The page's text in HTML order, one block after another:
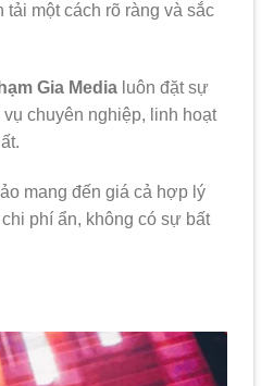
một cách rõ ràng và sắc
Gia Media luôn đặt sự
chuyên nghiệp, linh hoạt
mang đến giá cả hợp lý
phí ẩn, không có sự bất